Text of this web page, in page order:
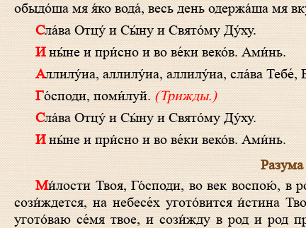
обыдо́ша мя я́ко вода́, весь день одержа́ша мя
Сла́ва Отцу́ и Сы́ну и Свято́му Ду́ху.
И ны́не и при́сно и во ве́ки веко́в. Ами́нь.
Аллилу́иа, аллилу́иа, аллилу́иа, сла́ва
Го́споди, поми́луй.(Трижды.)
Сла́ва Отцу́ и Сы́ну и Свято́му Ду́ху.
И ны́не и при́сно и во ве́ки веко́в. Ами́нь.
Ми́лости Твоя, Го́споди, во век воспою́, в род и род возвещу́ и́стину Твою усты́ мои́ми. Зане́ рекл еси́: в век ми́лость
сози́ждется, на небесе́х угото́вится и́стина
угото́ваю се́мя твое, и сози́жду в род и род